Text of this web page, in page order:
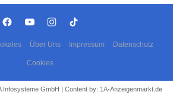
Über Uns Impressum Datenschutz
Cookies
Infosysteme GmbH | Content by: 1A-Anzeigenmarkt.de